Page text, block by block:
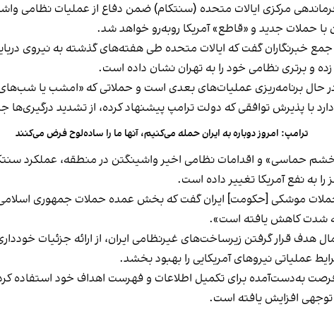
مرکزی ایالات متحده (سنتکام) ضمن دفاع از عملیات نظامی
با حملات جدید و «قاطع» آمریکا روبه‌رو خواهد شد.
خبرنگاران گفت که ایالات متحده طی هفته‌های گذشته به نیروی
و برتری نظامی خود را به تهران نشان داده است.
در حال برنامه‌ریزی عملیات‌های بعدی است و حملاتی که «امشب یا
با پذیرش توافقی که دولت ترامپ پیشنهاد کرده، از تشدید درگیری‌ها
ترامپ: امروز دوباره به ایران حمله می‌کنیم، آنها ما را ساده‌لوح فرض می‌کنند
حماسی» و اقدامات نظامی اخیر واشینگتن در منطقه، عملکرد
به نفع آمریکا تغییر داده است.
موشکی [حکومت] ایران گفت که بخش عمده حملات جمهوری
شدت کاهش یافته است».
هدف قرار گرفتن زیرساخت‌های غیرنظامی ایران، از ارائه جزئیات
عملیاتی نیروهای آمریکایی را بهبود بخشد.
به‌دست‌آمده برای تکمیل اطلاعات و فهرست اهداف خود استفاده کرده
افزایش یافته است.